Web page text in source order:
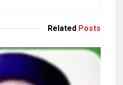
Related Posts